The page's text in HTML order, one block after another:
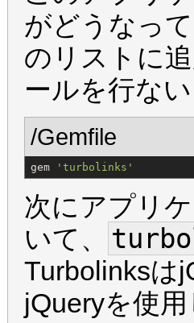
がどうなっ
のリストに
ールを行ない
/Gemfile
gem ' turbolinks '
次にアプリ
いて、
Turbolinksは
jQueryを使